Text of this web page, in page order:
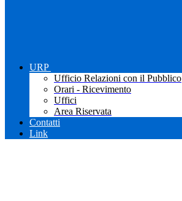
URP
Ufficio Relazioni con il Pubblico
Orari - Ricevimento
Uffici
Area Riservata
Contatti
Link